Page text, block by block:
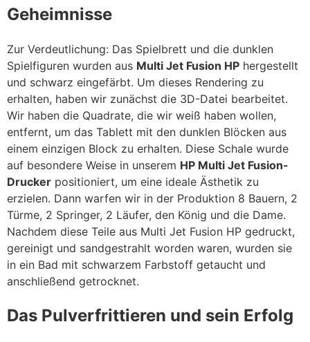
Geheimnisse
Zur Verdeutlichung: Das Spielbrett und die dunklen
Spielfiguren wurden aus Multi Jet Fusion HP hergestellt
und schwarz eingefärbt. Um dieses Rendering zu
erhalten, haben wir zunächst die 3D-Datei bearbeitet.
Wir haben die Quadrate, die wir weiß haben wollen,
entfernt, um das Tablett mit den dunklen Blöcken aus
einem einzigen Block zu erhalten. Diese Schale wurde
auf besondere Weise in unserem HP Multi Jet Fusion-
Drucker positioniert, um eine ideale Ästhetik zu
erzielen. Dann warfen wir in der Produktion 8 Bauern, 2
Türme, 2 Springer, 2 Läufer, den König und die Dame.
Nachdem diese Teile aus Multi Jet Fusion HP gedruckt,
gereinigt und sandgestrahlt worden waren, wurden sie
in ein Bad mit schwarzem Farbstoff getaucht und
anschließend getrocknet.
Das Pulverfrittieren und sein Erfolg